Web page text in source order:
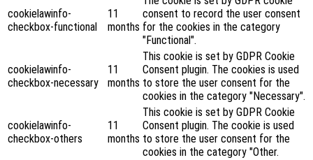
cookielawinfo-
checkbox-functional
11
months
consent to record the user consent
for the cookies in the category
"Functional".
cookielawinfo-
checkbox-necessary
11
months
This cookie is set by GDPR Cookie
Consent plugin. The cookies is used
to store the user consent for the
cookies in the category "Necessary".
cookielawinfo-
checkbox-others
11
months
This cookie is set by GDPR Cookie
Consent plugin. The cookie is used
to store the user consent for the
cookies in the category "Other.